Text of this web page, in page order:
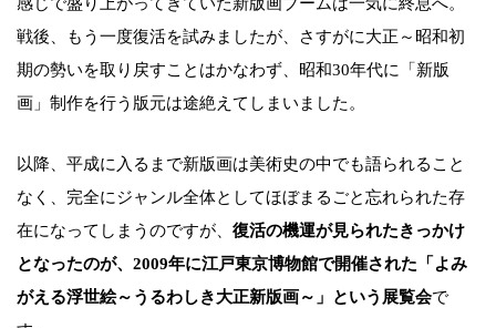
戦後、もう一度復活を試みましたが、さすがに大正～昭和初
期の勢いを取り戻すことはかなわず、昭和30年代に「新版
画」制作を行う版元は途絶えてしまいました。
以降、平成に入るまで新版画は美術史の中でも語られること
なく、完全にジャンル全体としてほぼまるごと忘れられた存
在になってしまうのですが、 復活の機運が見られたきっかけ
となったのが、2009年に江戸東京博物館で開催された「よみ
がえる浮世絵～うるわしき大正新版画～」という展覧会で